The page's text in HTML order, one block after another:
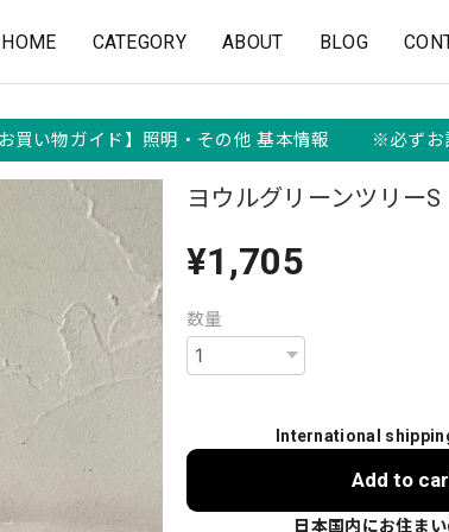
HOME CATEGORY ABOUT BLOG
買い物ガイド】照明・その他 基本情報 ※必ずお
ヨウルグリーンツリーS
¥1,705
数量
International
Add to
日本国内にお住ま